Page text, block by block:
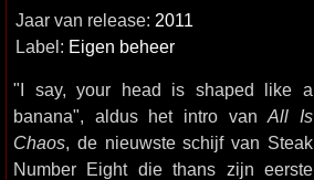
Jaar van release: 2011
Label: Eigen beheer
"I say, your head is shaped like a
banana", aldus het intro vanAll Is
Chaos, de nieuwste schijf van Steak
Number Eight die thans zijn eerste